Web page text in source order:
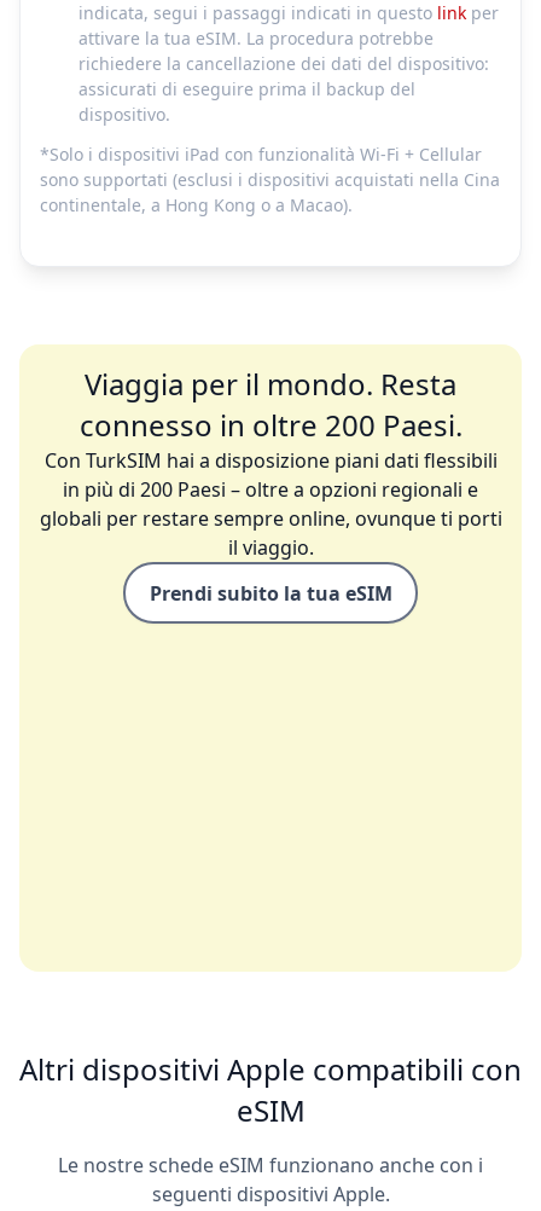
indicata, segui i passaggi indicati in questo link per
attivare la tua eSIM. La procedura potrebbe
richiedere la cancellazione dei dati del dispositivo:
assicurati di eseguire prima il backup del
dispositivo.
*Solo i dispositivi iPad con funzionalità Wi-Fi + Cellular
sono supportati (esclusi i dispositivi acquistati nella Cina
continentale, a Hong Kong o a Macao).
Viaggia per il mondo. Resta
connesso in oltre 200 Paesi.
Con TurkSIM hai a disposizione piani dati flessibili
in più di 200 Paesi – oltre a opzioni regionali e
globali per restare sempre online, ovunque ti porti
il viaggio.
Prendi subito la tua eSIM
Altri dispositivi Apple compatibili con
eSIM
Le nostre schede eSIM funzionano anche con i
seguenti dispositivi Apple.